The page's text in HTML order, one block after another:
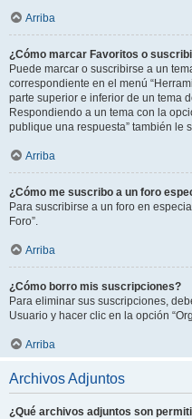
Arriba
¿Cómo marcar Favoritos o
Puede marcar o suscribirse a un
correspondiente en el menú
parte superior e inferior de un tema
Respondiendo a un tema con la
publique una respuesta” también le
Arriba
¿Cómo me suscribo a un foro
Para suscribirse a un foro en
Foro”.
Arriba
¿Cómo borro mis suscripciones?
Para eliminar sus suscripciones,
Usuario y hacer clic en la opción
Arriba
Archivos Adjuntos
¿Qué archivos adjuntos son